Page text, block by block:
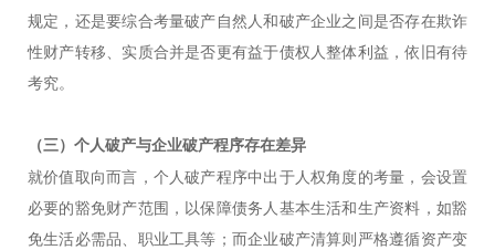
规定，还是要综合考量破产自然人和破产企业之间是否存在欺诈
性财产转移、实质合并是否更有益于债权人整体利益，依旧有待
考究。
（三） 个人破产与企业破产程序存在差异
就价值取向而言，个人破产程序中出于人权角度的考量，会设置
必要的豁免财产范围，以保障债务人基本生活和生产资料，如豁
免生活必需品、职业工具等；而企业破产清算则严格遵循资产变